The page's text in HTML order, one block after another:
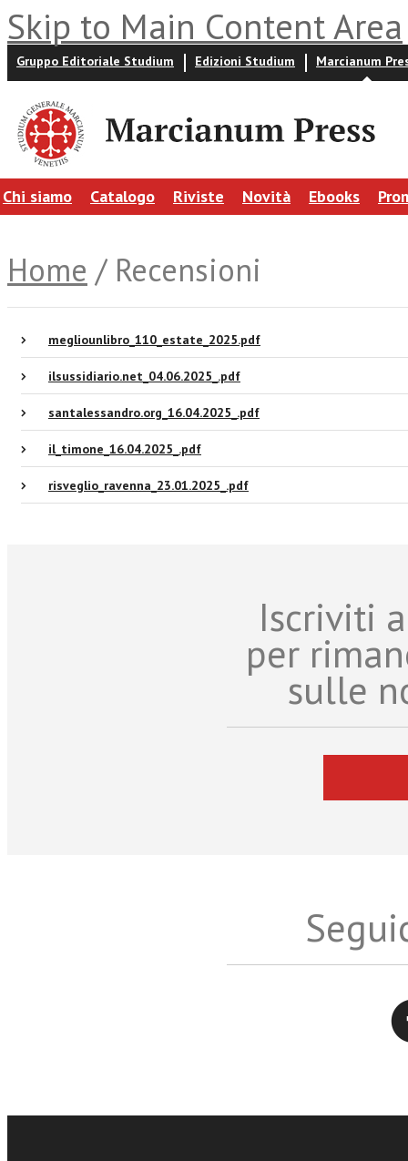
Skip to Main Content Area
Gruppo Editoriale Studium Edizioni Studium Marcianum
Chi siamo Catalogo Riviste Novità Ebooks
Home / Recensioni
megliounlibro_110_estate_2025.pdf
ilsussidiario.net_04.06.2025_.pdf
santalessandro.org_16.04.2025_.pdf
il_timone_16.04.2025_.pdf
risveglio_ravenna_23.01.2025_.pdf
Iscriviti
per
sulle